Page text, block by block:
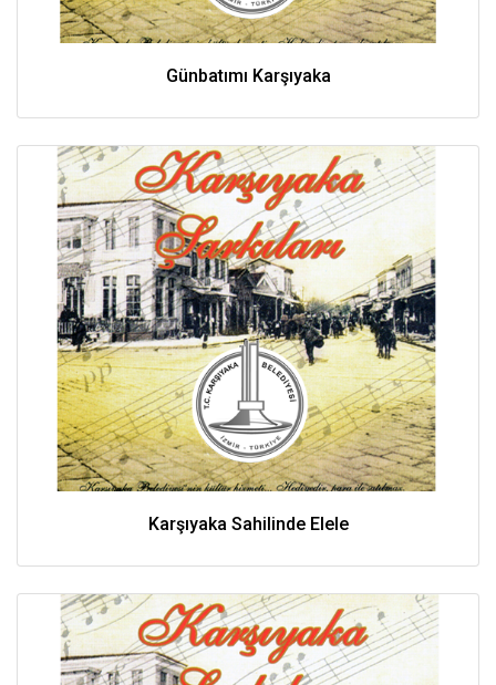
Günbatımı Karşıyaka
Karşıyaka Sahilinde Elele